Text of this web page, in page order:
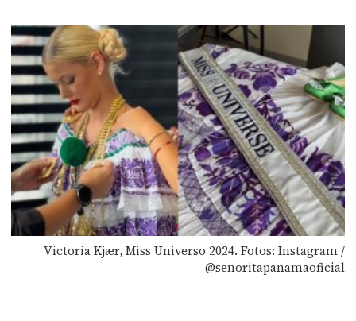
Victoria Kjær, Miss Universo 2024. Fotos: Instagram /
@senoritapanamaoficial